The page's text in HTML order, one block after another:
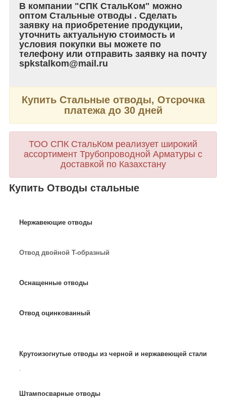
В компании "СПК СтальКом" можно
оптом Стальные отводы . Сделать
заявку на приобретение продукции,
уточнить актуальную стоимость и
условия покупки вы можете по
телефону или отправить заявку на почту
spkstalkom@mail.ru
Купить Стальные отводы, Отсрочка
платежа до 30 дней
ТОО СПК СтальКом реализует широкий
ассортимент Трубопроводной Арматуры с
доставкой по Казахстану
Купить Отводы стальные
Нержавеющие отводы
Отвод двойной T-образный
Оснащенные отводы
Отвод оцинкованный
Крутоизогнутые отводы из черной и нержавеющей стали
.
Штампосварные отводы